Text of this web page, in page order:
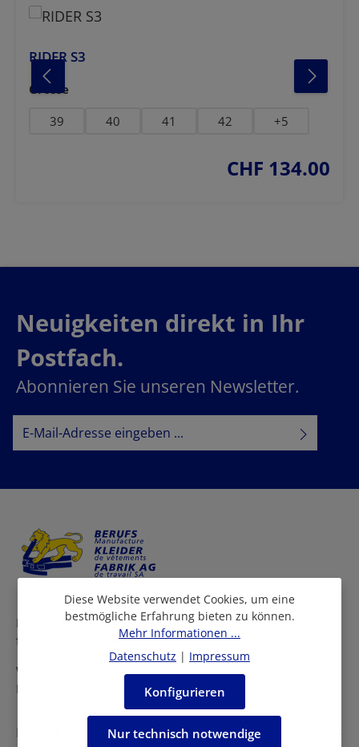
RIDER S3
Grösse
39 40 41 42 +5
regulärer preis:
CHF 134.00
Neuigkeiten direkt in Ihr
Postfach.
Abonnieren Sie unseren Newsletter.
E-Mail-Adresse*
Ich habe dieDatenschutzbestimmungenzur Kenntnis
Bei uns finden Sie eine grosse Auswahl an Arbeitskleidern
für viele Berufe und Branchen.
Wir beraten Sie persönlich in allen Fragen rund um die
Einkleidung Ihrer Mitarbeiter.
Kontakt
Diese Website verwendet Cookies, um eine
bestmögliche Erfahrung bieten zu können.
Mehr Informationen ...
Datenschutz | Impressum
Nur technisch notwendige
Konfigurieren